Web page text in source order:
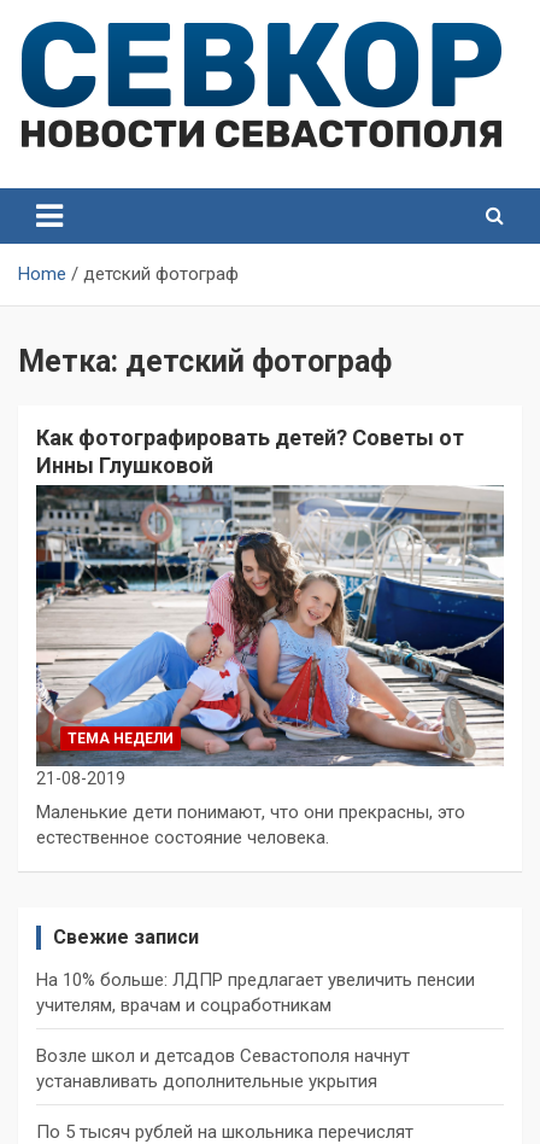
content
Севастополя
Севастополя
Home детский фотограф
Метка: детский фотограф
Как фотографировать детей? Советы от
Инны Глушковой
ТЕМА НЕДЕЛИ
21-08-2019
Маленькие дети понимают, что они прекрасны, это
естественное состояние человека.
Свежие записи
На 10% больше: ЛДПР предлагает увеличить пенсии
учителям, врачам и соцработникам
Возле школ и детсадов Севастополя начнут
устанавливать дополнительные укрытия
По 5 тысяч рублей на школьника перечислят